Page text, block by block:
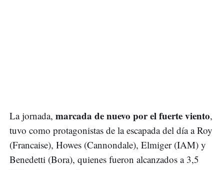
La jornada, marcada de nuevo por el fuerte viento,
tuvo como protagonistas de la escapada del día a Roy
(Francaise), Howes (Cannondale), Elmiger (IAM) y
Benedetti (Bora), quienes fueron alcanzados a 3,5